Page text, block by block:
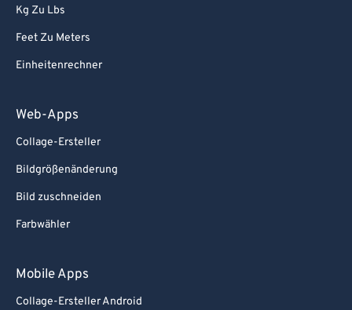
Kg Zu Lbs
Feet Zu Meters
Einheitenrechner
Web-Apps
Collage-Ersteller
Bildgrößenänderung
Bild zuschneiden
Farbwähler
Mobile Apps
Collage-Ersteller Android